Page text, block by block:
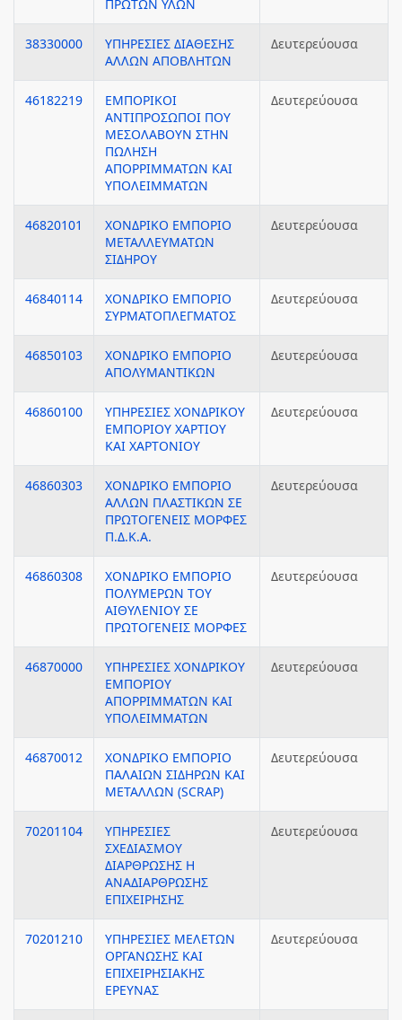
ΠΡΩΤΩΝ ΥΛΩΝ
38330000
ΥΠΗΡΕΣΙΕΣ ΔΙΑΘΕΣΗΣ
ΑΛΛΩΝ ΑΠΟΒΛΗΤΩΝ
Δευτερεύουσα
46182219
ΕΜΠΟΡΙΚΟΙ
ΑΝΤΙΠΡΟΣΩΠΟΙ ΠΟΥ
ΜΕΣΟΛΑΒΟΥΝ ΣΤΗΝ
ΠΩΛΗΣΗ
ΑΠΟΡΡΙΜΜΑΤΩΝ ΚΑΙ
ΥΠΟΛΕΙΜΜΑΤΩΝ
Δευτερεύουσα
46820101
ΧΟΝΔΡΙΚΟ ΕΜΠΟΡΙΟ
ΜΕΤΑΛΛΕΥΜΑΤΩΝ
ΣΙΔΗΡΟΥ
Δευτερεύουσα
46840114
ΧΟΝΔΡΙΚΟ ΕΜΠΟΡΙΟ
ΣΥΡΜΑΤΟΠΛΕΓΜΑΤΟΣ
Δευτερεύουσα
46850103
ΧΟΝΔΡΙΚΟ ΕΜΠΟΡΙΟ
ΑΠΟΛΥΜΑΝΤΙΚΩΝ
Δευτερεύουσα
46860100
ΥΠΗΡΕΣΙΕΣ ΧΟΝΔΡΙΚΟΥ
ΕΜΠΟΡΙΟΥ ΧΑΡΤΙΟΥ
ΚΑΙ ΧΑΡΤΟΝΙΟΥ
Δευτερεύουσα
46860303
ΧΟΝΔΡΙΚΟ ΕΜΠΟΡΙΟ
ΑΛΛΩΝ ΠΛΑΣΤΙΚΩΝ ΣΕ
ΠΡΩΤΟΓΕΝΕΙΣ ΜΟΡΦΕΣ
Π.Δ.Κ.Α.
Δευτερεύουσα
46860308
ΧΟΝΔΡΙΚΟ ΕΜΠΟΡΙΟ
ΠΟΛΥΜΕΡΩΝ ΤΟΥ
ΑΙΘΥΛΕΝΙΟΥ ΣΕ
ΠΡΩΤΟΓΕΝΕΙΣ ΜΟΡΦΕΣ
Δευτερεύουσα
46870000
ΥΠΗΡΕΣΙΕΣ ΧΟΝΔΡΙΚΟΥ
ΕΜΠΟΡΙΟΥ
ΑΠΟΡΡΙΜΜΑΤΩΝ ΚΑΙ
ΥΠΟΛΕΙΜΜΑΤΩΝ
Δευτερεύουσα
46870012
ΧΟΝΔΡΙΚΟ ΕΜΠΟΡΙΟ
ΠΑΛΑΙΩΝ ΣΙΔΗΡΩΝ ΚΑΙ
ΜΕΤΑΛΛΩΝ (SCRAP)
Δευτερεύουσα
70201104
ΥΠΗΡΕΣΙΕΣ
ΣΧΕΔΙΑΣΜΟΥ
ΔΙΑΡΘΡΩΣΗΣ Η
ΑΝΑΔΙΑΡΘΡΩΣΗΣ
ΕΠΙΧΕΙΡΗΣΗΣ
Δευτερεύουσα
70201210
ΥΠΗΡΕΣΙΕΣ ΜΕΛΕΤΩΝ
ΟΡΓΑΝΩΣΗΣ ΚΑΙ
ΕΠΙΧΕΙΡΗΣΙΑΚΗΣ
ΕΡΕΥΝΑΣ
Δευτερεύουσα